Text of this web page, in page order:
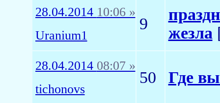
28.04.2014 10:06 »
Uranium1
9
жезла
28.04.2014 08:07 »
tichonovs
50 Где